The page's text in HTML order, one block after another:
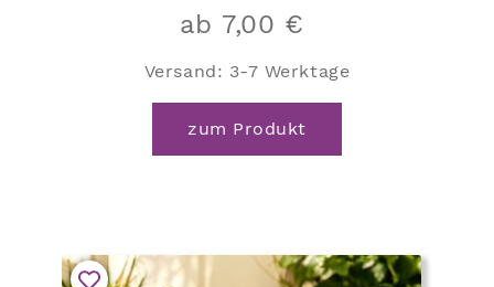
ab 7,00 €
Versand: 3-7 Werktage
zum Produkt
Dieses
auf.